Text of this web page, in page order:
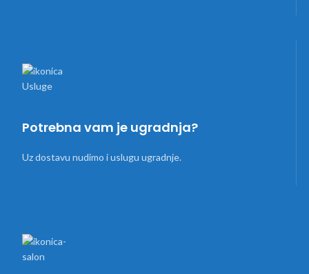
Potrebna vam je ugradnja?
Uz dostavu nudimo i uslugu ugradnje.